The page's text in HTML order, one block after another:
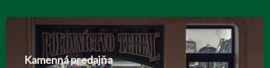
Kamenná predajňa